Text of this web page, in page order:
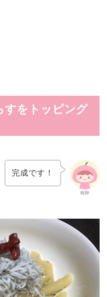
すをトッピング
桜卵
完成です！